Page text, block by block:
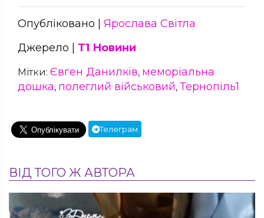
Опубліковано | Ярослава Світла
Джерело | Т1 Новини
Мітки: Євген Данилків, меморіальна
дошка, полеглий військовий, Тернопіль1
Телеграм
ВІД ТОГО Ж АВТОРА